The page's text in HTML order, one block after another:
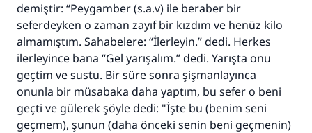
demiştir: “Peygamber (s.a.v) ile beraber bir
seferdeyken o zaman zayıf bir kızdım ve henüz kilo
almamıştım. Sahabelere: “İlerleyin.” dedi. Herkes
ilerleyince bana “Gel yarışalım.” dedi. Yarışta onu
geçtim ve sustu. Bir süre sonra şişmanlayınca
onunla bir müsabaka daha yaptım, bu sefer o beni
geçti ve gülerek şöyle dedi: "İşte bu (benim seni
geçmem), şunun (daha önceki senin beni geçmenin)